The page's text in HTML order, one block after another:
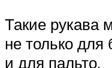
Такие рукава
не только для
и для пальто.